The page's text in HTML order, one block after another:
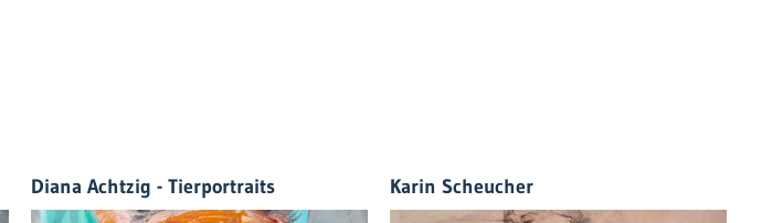
Diana Achtzig - Tierportraits Karin Scheucher